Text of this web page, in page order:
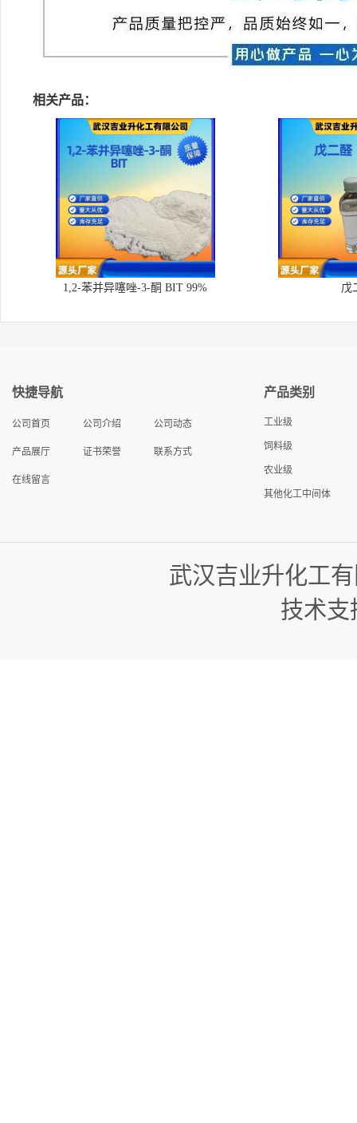
相关产品：
1,2-苯并异噻唑-3-酮 BIT 99% 戊
快捷导航
公司首页 公司介绍 公司动态
产品展厅 证书荣誉 联系方式
在线留言
产品类别
工业级
饲料级
农业级
其他化工中间体
武汉吉业升化工
技术